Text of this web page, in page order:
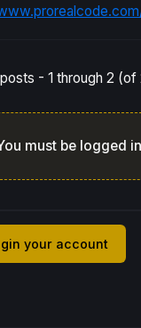
- 1 through 2 (of
must be logged
your account